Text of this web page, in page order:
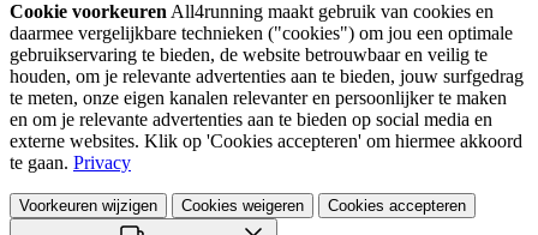
Cookie voorkeuren All4running maakt gebruik van cookies en
daarmee vergelijkbare technieken ("cookies") om jou een optimale
gebruikservaring te bieden, de website betrouwbaar en veilig te
houden, om je relevante advertenties aan te bieden, jouw surfgedrag
te meten, onze eigen kanalen relevanter en persoonlijker te maken
en om je relevante advertenties aan te bieden op social media en
externe websites. Klik op 'Cookies accepteren' om hiermee akkoord
te gaan. Privacy
Voorkeuren wijzigen Cookies weigeren Cookies accepteren